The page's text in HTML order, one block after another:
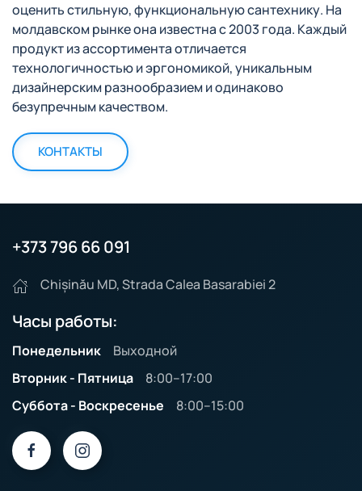
оценить стильную, функциональную сантехнику. На
молдавском рынке она известна с 2003 года. Каждый
продукт из ассортимента отличается
технологичностью и эргономикой, уникальным
дизайнерским разнообразием и одинаково
безупречным качеством.
КОНТАКТЫ
+373 796 66 091
Chișinău MD, Strada Calea Basarabiei 2
Часы работы:
Понедельник
Выходной
Вторник - Пятница
8:00–17:00
Суббота - Воскресенье
8:00–15:00